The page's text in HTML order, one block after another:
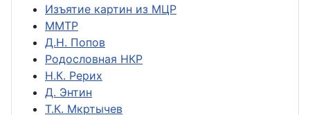
Изъятие картин из МЦР
ММТР
Д.Н. Попов
Родословная НКР
Н.К. Рерих
Д. Энтин
Т.К. Мкртычев